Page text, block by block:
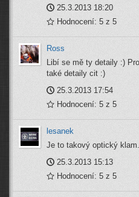
25.3.2013 18:20
Hodnocení: 5 z 5
Ross
Libí se mě ty detaily :)
také detaily cit :)
25.3.2013 17:54
Hodnocení: 5 z 5
lesanek
Je to takový optický
25.3.2013 15:13
Hodnocení: 5 z 5